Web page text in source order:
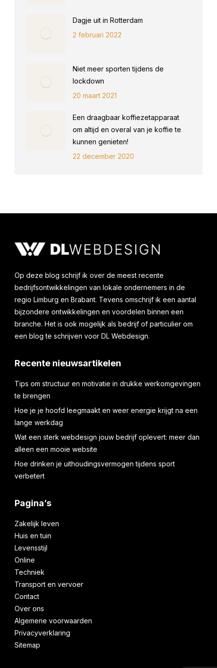
Dagje uit in Rotterdam
2 februari 2022
Niet meer sporten tijdens de
lockdown
20 maart 2021
Een draagbaar koffiezetapparaat
om altijd en overal van je koffie te
kunnen genieten!
22 december 2020
Op deze blog schrijf ik over de meest recente
bedrijfsontwikkelingen van lokale ondernemers in de
regio Limburg en Brabant. Tevens omschrijf ik een aantal
bijzondere ontwikkelingen en voordelen binnen een
branche. Het is ook mogelijk als bedrijf of particulier om
een blog te schrijven voor DL Webdesign.
Recente nieuwsartikelen
Tips om structuur en motivatie in drukke werkomgevingen
te brengen
Hoe je je hoofd leegmaakt en weer energie krijgt na een
lange werkdag
Wat een sterk webdesign jouw bedrijf oplevert: meer dan
alleen een mooie website
Hoe drinken je uithoudingsvermogen tijdens sport
verbetert
Pagina’s
Zakelijk leven
Huis en tuin
Levensstijl
Online
Techniek
Transport en vervoer
Contact
Over ons
Algemene voorwaarden
Privacyverklaring
Sitemap